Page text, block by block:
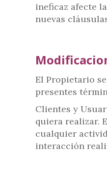
ineficaz afecte
nuevas
El Propietario
presentes
Clientes y
quiera realizar.
cualquier
interacción